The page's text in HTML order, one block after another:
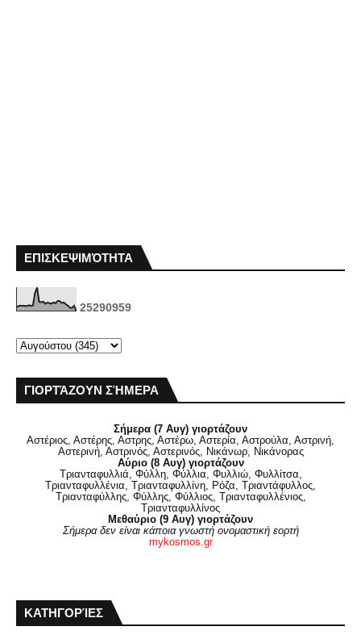
ΕΠΙΣΚΕΨΙΜΌΤΗΤΑ
25290959
ΓΙΟΡΤΆΖΟΥΝ ΣΉΜΕΡΑ
Σήμερα (7 Αυγ) γιορτάζουν
Αστέριος, Αστέρης, Αστρης, Αστέρω, Αστερία, Αστρούλα, Αστρινή,
Αστερινή, Αστρινός, Αστερινός, Νικάνωρ, Νικάνορας
Αύριο (8 Αυγ) γιορτάζουν
Τριανταφυλλιά, Φύλλη, Φύλλια, Φυλλιώ, Φυλλίτσα,
Τριανταφυλλένια, Τριανταφυλλίνη, Ρόζα, Τριαντάφυλλος,
Τριανταφύλλης, Φύλλης, Φύλλιος, Τριανταφυλλένιος,
Τριανταφυλλίνος
Μεθαύριο (9 Αυγ) γιορτάζουν
Σήμερα δεν είναι κάποια γνωστή ονομαστική εορτή
mykosmos.gr
ΚΑΤΗΓΟΡΊΕΣ